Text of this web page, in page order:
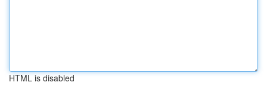
HTML is disabled